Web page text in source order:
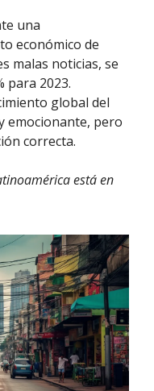
una
económico de
malas noticias, se
para 2023.
global del
emocionante, pero
correcta.
está en